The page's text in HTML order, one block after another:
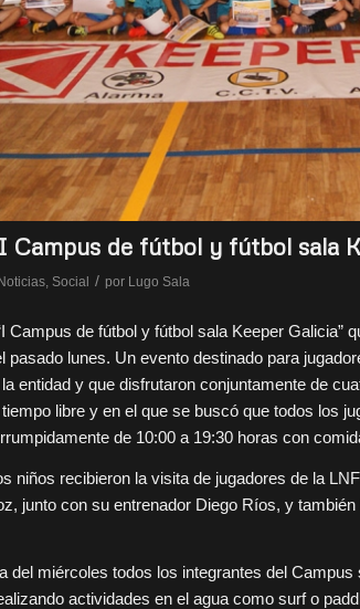
Campus de fútbol y fútbol sala
Noticias, Social / por Lugo Sala
Campus de fútbol y fútbol sala Keeper Galicia”
pasado lunes. Un evento destinado para
entidad y que disfrutaron conjuntamente de
libre y en el que se buscó que todos los
de 10:00 a 19:30 horas con
niños recibieron la visita de jugadores de la
junto con su entrenador Diego Ríos, y
del miércoles todos los integrantes del
actividades en el agua como surf o